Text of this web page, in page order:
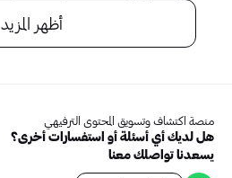
أظهر المزيد
منصة اكتشاف وتسويق المحتوى الترفيهي
هل لديك أي أسئلة أو استفسارات أخرى؟
يسعدنا تواصلك معنا